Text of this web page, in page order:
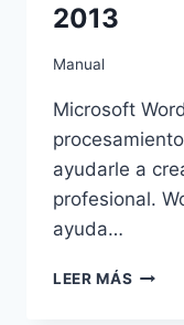
2013
Manual
Microsoft
ayudarle a
profesional.
ayuda…
LEER MÁS